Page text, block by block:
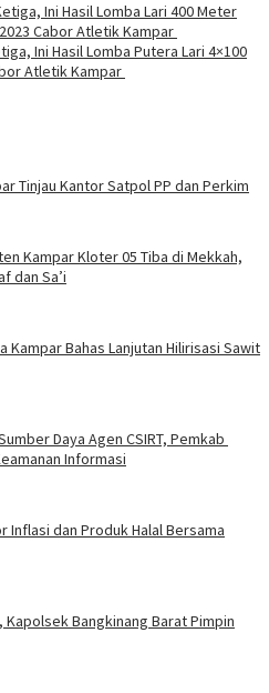
Ini Hasil Lomba Lari 400 Meter
Cabor Atletik Kampar
Ini Hasil Lomba Putera Lari 4×100
Atletik Kampar
Tinjau Kantor Satpol PP dan Perkim
Kampar Kloter 05 Tiba di Mekkah,
dan Sa’i
Kampar Bahas Lanjutan Hilirisasi Sawit
Daya Agen CSIRT, Pemkab
Informasi
Inflasi dan Produk Halal Bersama
Kapolsek Bangkinang Barat Pimpin